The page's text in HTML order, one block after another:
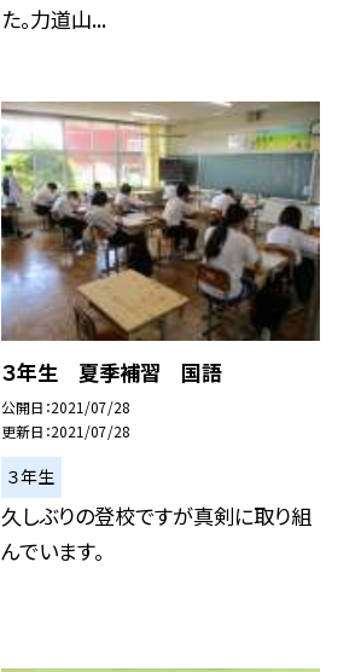
た。力道山...
３年生 夏季補習 国語
公開日 2021/07/28
更新日 2021/07/28
３年生
久しぶりの登校ですが真剣に取り組
んでいます。